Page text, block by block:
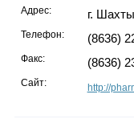
Адрес: г.
Телефон: (8636)
Факс: (8636)
Сайт: http://